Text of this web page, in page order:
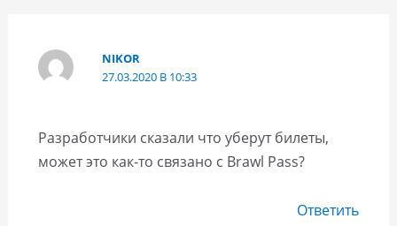
NIKOR
27.03.2020 В 10:33
Разработчики сказали что уберут билеты,
может это как-то связано с Brawl Pass?
Ответить